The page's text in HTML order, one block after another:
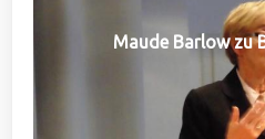
Maude Barlow zu